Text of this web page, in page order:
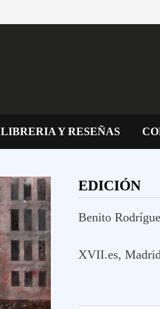
LIBRERIA Y RESEÑAS
EDICIÓN
Benito
XVII.es,